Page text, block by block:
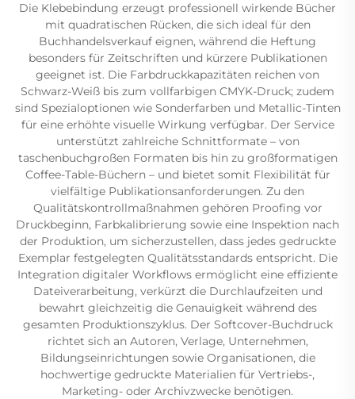
Die Klebebindung erzeugt professionell wirkende Bücher
mit quadratischen Rücken, die sich ideal für den
Buchhandelsverkauf eignen, während die Heftung
besonders für Zeitschriften und kürzere Publikationen
geeignet ist. Die Farbdruckkapazitäten reichen von
Schwarz-Weiß bis zum vollfarbigen CMYK-Druck; zudem
sind Spezialoptionen wie Sonderfarben und Metallic-Tinten
für eine erhöhte visuelle Wirkung verfügbar. Der Service
unterstützt zahlreiche Schnittformate – von
taschenbuchgroßen Formaten bis hin zu großformatigen
Coffee-Table-Büchern – und bietet somit Flexibilität für
vielfältige Publikationsanforderungen. Zu den
Qualitätskontrollmaßnahmen gehören Proofing vor
Druckbeginn, Farbkali­brierung sowie eine Inspektion nach
der Produktion, um sicherzustellen, dass jedes gedruckte
Exemplar festgelegten Qualitätsstandards entspricht. Die
Integration digitaler Workflows ermöglicht eine effiziente
Dateiverarbeitung, verkürzt die Durchlaufzeiten und
bewahrt gleichzeitig die Genauigkeit während des
gesamten Produktionszyklus. Der Softcover-Buchdruck
richtet sich an Autoren, Verlage, Unternehmen,
Bildungseinrichtungen sowie Organisationen, die
hochwertige gedruckte Materialien für Vertriebs-,
Marketing- oder Archivzwecke benötigen.